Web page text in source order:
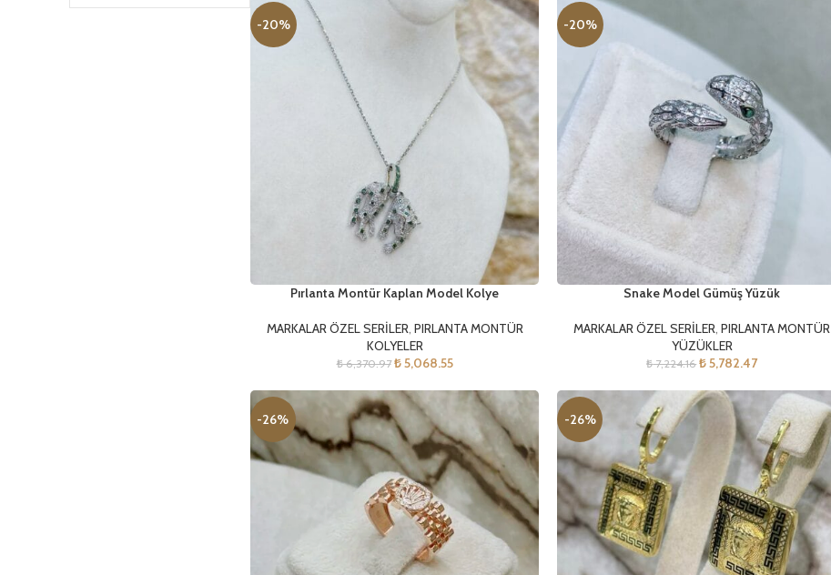
-20%
Pırlanta Montür Kaplan Model Kolye
MARKALAR ÖZEL SERİLER, PIRLANTA MONTÜR
KOLYELER
₺6,370.97 ₺5,068.55
-20%
Snake Model Gümüş Yüzük
MARKALAR ÖZEL SERİLER,PIRLANTA MONTÜR
YÜZÜKLER
₺7,224.16 ₺5,782.47
-26% -26%